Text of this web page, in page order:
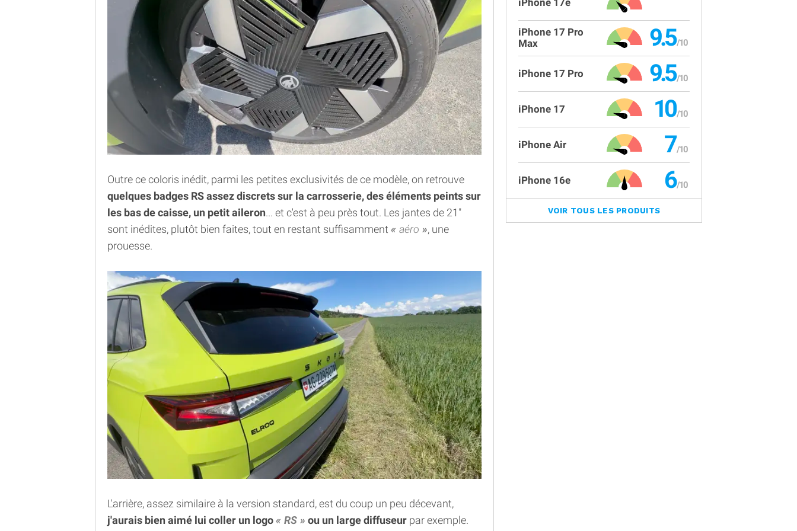
Outre ce coloris inédit, parmi les petites exclusivités de ce modèle, on retrouve
quelques badges RS assez discrets sur la carrosserie, des éléments peints sur
les bas de caisse, un petit aileron... et c'est à peu près tout. Les jantes de 21"
sont inédites, plutôt bien faites, tout en restant suffisamment
aéro
, une
prouesse.
L'arrière, assez similaire à la version standard, est du coup un peu décevant,
j'aurais bien aimé lui coller un logo
RS ou un large diffuseur par exemple.
iPhone 17e
iPhone 17 Pro
Max
9.5
iPhone 17 Pro 9.5
iPhone 17 10
iPhone Air 7
iPhone 16e 6
VOIR TOUS LES PRODUITS